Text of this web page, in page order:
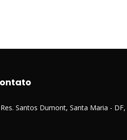
Santos Dumont, Santa Maria -